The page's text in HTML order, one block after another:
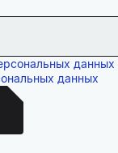
данных
данных